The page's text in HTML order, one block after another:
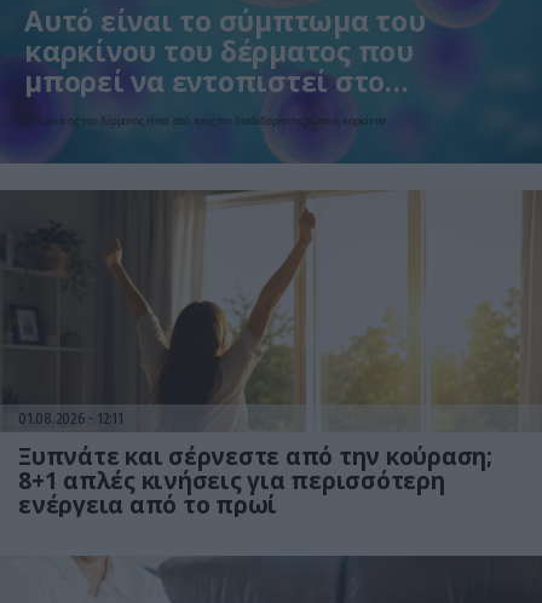
Αυτό είναι το σύμπτωμα του
καρκίνου του δέρματος που
μπορεί να εντοπιστεί στο
κομμωτήριο! – Τι δείχνει νέα
έρευνα
Ο καρκίνος του δέρματος είναι από τους πιο διαδεδομένους τύπους καρκίνου
01.08.2026 12:11
Ξυπνάτε και σέρνεστε από την κούραση;
8+1 απλές κινήσεις για περισσότερη
ενέργεια από το πρωί